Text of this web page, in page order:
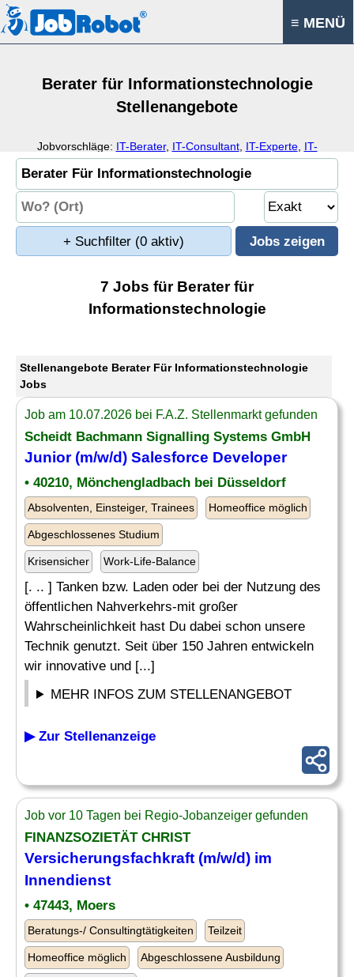
≡ MENÜ
Berater für Informationstechnologie
Stellenangebote
Jobvorschläge: IT-Berater, IT-Consultant, IT-Experte, IT-
Spezialist
+ Suchfilter (0 aktiv)
7 Jobs für Berater für
Informationstechnologie
Stellenangebote Berater Für Informationstechnologie
Jobs
Job am 10.07.2026 bei F.A.Z. Stellenmarkt gefunden
Scheidt Bachmann Signalling Systems GmbH
Junior (m/w/d) Salesforce Developer
• 40210, Mönchengladbach bei Düsseldorf
Absolventen, Einsteiger, Trainees Homeoffice möglich
Abgeschlossenes Studium
Krisensicher Work-Life-Balance
[. .. ] Tanken bzw. Laden oder bei der Nutzung des
öffentlichen Nahverkehrs-mit großer
Wahrscheinlichkeit hast Du dabei schon unsere
Technik genutzt. Seit über 150 Jahren entwickeln
wir innovative und [...]
MEHR INFOS ZUM STELLENANGEBOT
▶ Zur Stellenanzeige
Job vor 10 Tagen bei Regio-Jobanzeiger gefunden
FINANZSOZIETÄT CHRIST
Versicherungsfachkraft (m/w/d) im
Innendienst
• 47443, Moers
Beratungs-/ Consultingtätigkeiten Teilzeit
Homeoffice möglich Abgeschlossene Ausbildung